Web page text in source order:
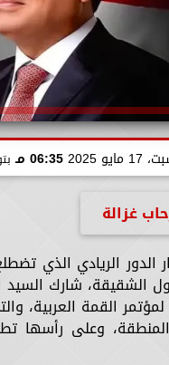
2025 06:35 مـ
غزالة
الدور الريادي الذي
الشقيقة، شارك
لمؤتمر القمة العربية،
وعلى رأسها